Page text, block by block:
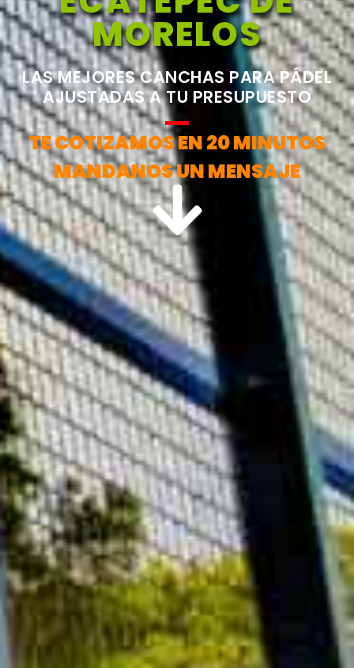
MORELOS
LAS MEJORES CANCHAS PARA PÁDEL
AJUSTADAS A TU PRESUPUESTO
TE COTIZAMOS EN 20 MINUTOS
MANDANOS UN MENSAJE